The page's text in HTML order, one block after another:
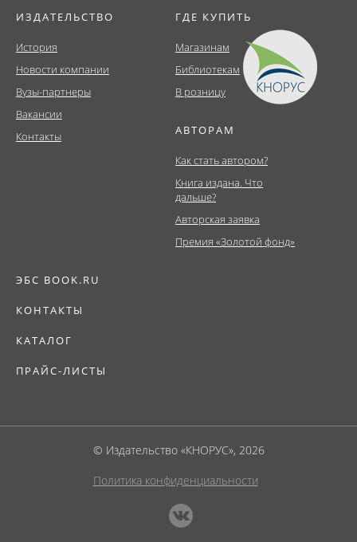
ИЗДАТЕЛЬСТВО
История
Новости компании
Вузы-партнеры
Вакансии
Контакты
ГДЕ КУПИТЬ
Магазинам
Библиотекам
В розницу
АВТОРАМ
Как стать автором?
Книга издана. Что
дальше?
Авторская заявка
Премия «Золотой фонд»
ЭБС BOOK.RU
КОНТАКТЫ
КАТАЛОГ
ПРАЙС-ЛИСТЫ
© Издательство «КНОРУС», 2026
Политика конфиденциальности